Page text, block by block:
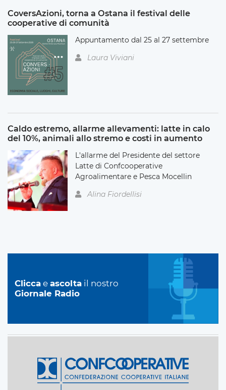
CoversAzioni, torna a Ostana il festival delle
cooperative di comunità
Appuntamento dal 25 al 27 settembre
Laura Viviani
Caldo estremo, allarme allevamenti: latte in calo
del 10%, animali allo stremo e costi in aumento
L'allarme del Presidente del settore
Latte di Confcooperative
Agroalimentare e Pesca Mocellin
Alina Fiordellisi
Clicca e ascolta il nostro
Giornale Radio